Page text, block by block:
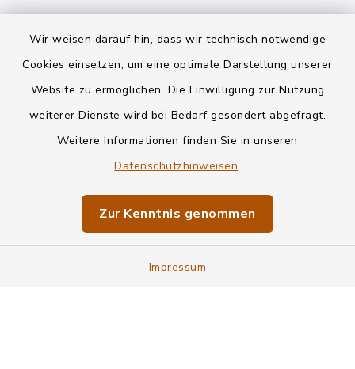
Wir weisen darauf hin, dass wir technisch notwendige
Cookies einsetzen, um eine optimale Darstellung unserer
Website zu ermöglichen. Die Einwilligung zur Nutzung
weiterer Dienste wird bei Bedarf gesondert abgefragt.
Weitere Informationen finden Sie in unseren
Datenschutzhinweisen.
Zur Kenntnis genommen
Impressum
Kontakt
Informationspflichten
Impressum
Sitemap